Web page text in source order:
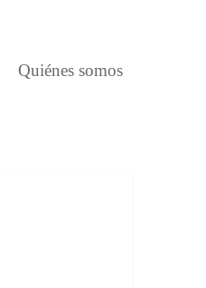
Quiénes somos